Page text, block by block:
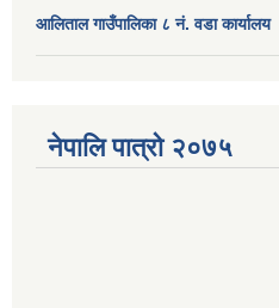
आलिताल गाउँपालिका ८ नं. वडा कार्यालय
नेपालि पात्रो २०७५